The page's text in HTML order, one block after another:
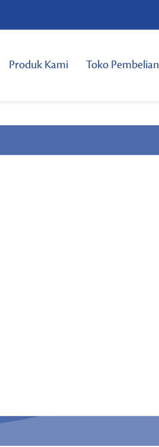
Produk Kami Toko Pembelian